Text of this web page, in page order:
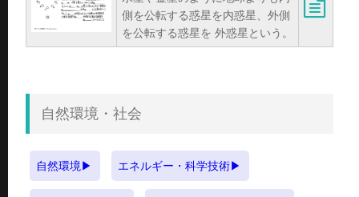
側を公転する惑星を内惑星、外側
を公転する惑星を 外惑星という。
自然環境・社会
自然環境 エネルギー・科学技術